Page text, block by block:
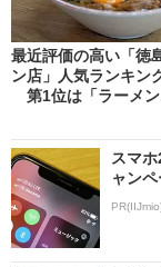
最近評価の高い「徳
ン店」人気ランキン
第1位は「ラーメ
スマ
ャンペ